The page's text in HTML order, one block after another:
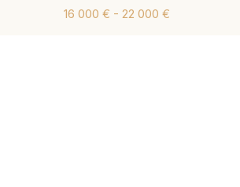
16 000 € - 22 000 €